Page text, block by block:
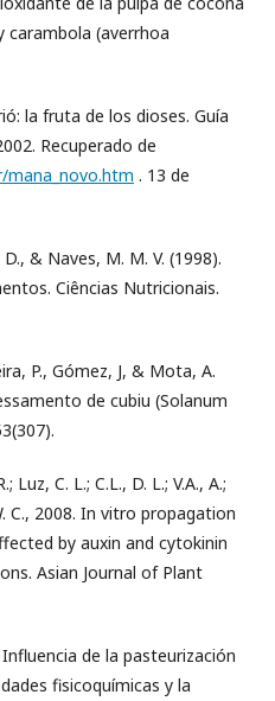
carambola (averrhoa
la fruta de los dioses. Guía
Recuperado de
. 13 de
& Naves, M. M. V. (1998).
Ciências Nutricionais.
P., Gómez, J, & Mota, A.
de cubiu (Solanum
Luz, C. L.; C.L., D. L.; V.A., A.;
C., 2008. In vitro propagation
by auxin and cytokinin
Asian Journal of Plant
de la pasteurización
fisicoquímicas y la